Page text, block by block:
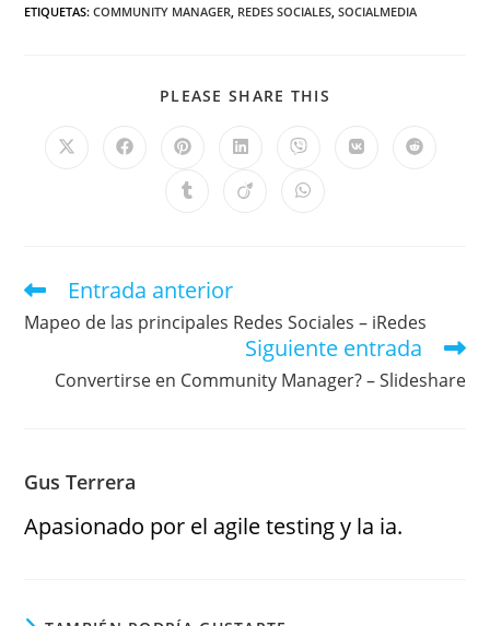
ETIQUETAS:COMMUNITY MANAGER, REDES SOCIALES, SOCIALMEDIA
PLEASE SHARE THIS
Entrada anterior
Mapeo de las principales Redes Sociales – iRedes
Siguiente entrada
Convertirse en Community Manager? – Slideshare
Gus Terrera
Apasionado por el agile testing y la ia.